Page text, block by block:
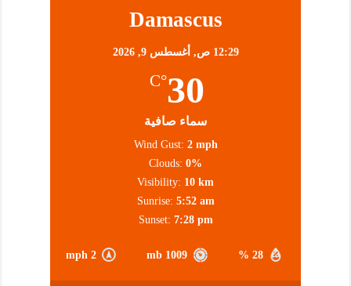
Damascus
12:29 ص, أغسطس 9, 2026
30
°C
سماء صافية
28 %
1009 mb
2 mph
Wind Gust: 2 mph
Clouds: 0%
Visibility: 10 km
Sunrise: 5:52 am
Sunset: 7:28 pm